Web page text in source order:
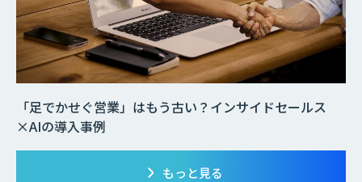
「足でかせぐ営業」はもう古い？インサイドセールス
×AIの導入事例
もっと見る